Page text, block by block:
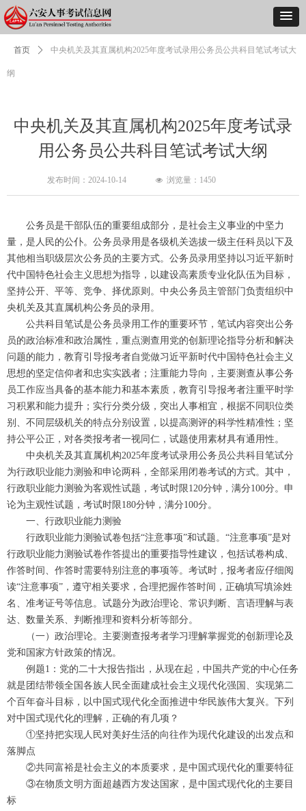
中央机关及其直属机构2025年度考试录
用公务员公共科目笔试考试大纲
公务员是干部队伍的重要组成部分，是社会主义事业的中坚力
量，是人民的公仆。公务员录用是各级机关选拔一级主任科员以下及
其他相当职级层次公务员的主要方式。公务员录用坚持以习近平新时
代中国特色社会主义思想为指导，以建设高素质专业化队伍为目标，
坚持公开、平等、竞争、择优原则。中央公务员主管部门负责组织中
央机关及其直属机构公务员的录用。
公共科目笔试是公务员录用工作的重要环节，笔试内容突出公务
员的政治标准和政治属性，重点测查用党的创新理论指导分析和解决
问题的能力，教育引导报考者自觉做习近平新时代中国特色社会主义
思想的坚定信仰者和忠实实践者；注重能力导向，主要测查从事公务
员工作应当具备的基本能力和基本素质，教育引导报考者注重平时学
习积累和能力提升；实行分类分级，突出人事相宜，根据不同职位类
别、不同层级机关的特点分别设置，以提高测评的科学性精准性；坚
持公平公正，对各类报考者一视同仁，试题使用素材具有通用性。
中央机关及其直属机构2025年度考试录用公务员公共科目笔试分
为行政职业能力测验和申论两科，全部采用闭卷考试的方式。其中，
行政职业能力测验为客观性试题，考试时限120分钟，满分100分。申
论为主观性试题，考试时限180分钟，满分100分。
一、行政职业能力测验
行政职业能力测验试卷包括“注意事项”和试题。“注意事项”是对
行政职业能力测验试卷作答提出的重要指导性建议，包括试卷构成、
作答时间、作答时需要特别注意的事项等。考试时，报考者应仔细阅
读“注意事项”，遵守相关要求，合理把握作答时间，正确填写填涂姓
名、准考证号等信息。试题分为政治理论、常识判断、言语理解与表
达、数量关系、判断推理和资料分析等部分。
（一）政治理论。主要测查报考者学习理解掌握党的创新理论及
党和国家方针政策的情况。
例题1：党的二十大报告指出，从现在起，中国共产党的中心任务
就是团结带领全国各族人民全面建成社会主义现代化强国、实现第二
个百年奋斗目标，以中国式现代化全面推进中华民族伟大复兴。下列
对中国式现代化的理解，正确的有几项？
①坚持把实现人民对美好生活的向往作为现代化建设的出发点和
落脚点
②共同富裕是社会主义的本质要求，是中国式现代化的重要特征
③在物质文明方面超越西方发达国家，是中国式现代化的主要目
标
发布时间： 2024-10-14 넶 浏览量： 1450
首页 ꄲ 中央机关及其直属机构2025年度考试录用公务员公共科目笔试考试大
纲